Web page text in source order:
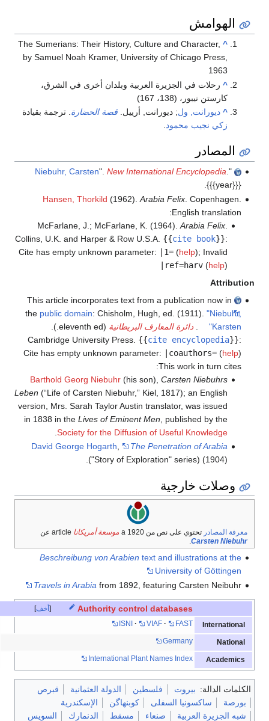
الهوامش
^
The Sumerians: Their History, Culture and Character,
by Samuel Noah Kramer, University of Chicago Press,
1963
^ رحلات في الجزيرة العربية وبلدان أخرى في الشرق،
كارستن نيبور، (138، 167)
^ ديورانت, ول; ديورانت, أرييل. قصة الحضارة. ترجمة بقيادة
زكي نجيب محمود
المصادر
"
Niebuhr, Carsten".New International Encyclopedia.
{{{year}}}.
Hansen, Thorkild (1962).Arabia Felix . Copenhagen.
English translation:
McFarlane, J.; McFarlane, K. (1964).Arabia Felix
Collins, U.K. and Harper & Row U.S.A. {{cite book}}:
Cite has empty unknown parameter:
|1= (help);Invalid
|ref=harv (help)
Attribution
This article incorporates text from a publication now in
the public domain:Chisholm, Hugh, ed. (1911)."Niebuhr,
Karsten"
دائرة المعارف البريطانية
(eleventh ed.).
Cambridge University Press. {{cite encyclopedia}}:
Cite has empty unknown parameter:
|coauthors= (help)
This work in turn cites:
Barthold Georg Niebuhr (his son),Carsten Niebuhrs
Leben (“Life of Carsten Niebuhr,” Kiel, 1817); an English
version, Mrs. Sarah Taylor Austin translator, was issued
in 1838 in theLives of Eminent Men
, published by the
Society for the Diffusion of Useful Knowledge
.
David George Hogarth
,
The Penetration of Arabia
("Story of Exploration" series) (1904).
وصلات خارجية
معرفة المصادر تحتوي على نص من a 1920 موسعة أمريكانا
Carsten Niebuhr
.
Beschreibung von Arabien text and illustrations at the
University of Göttingen
Travels in Arabia from 1892, featuring Carsten Neibuhr
أخف Authority control databases
International
ISNI VIAF FAST
National
Germany
Academics
International Plant Names Index
الكلمات الدالة: بيروت فلسطين الدولة العثمانية
قبرص
بورصة
ساكسونيا السفلى كوبنهاگن
الإسكندرية
شبه الجزيرة العربية
صنعاء مسقط الدنمارك
السويس